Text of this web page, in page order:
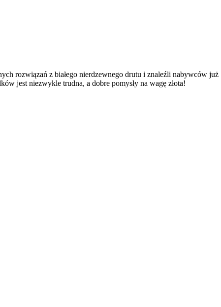
rozwiązań z białego nierdzewnego drutu i znaleźli nabywców już
jest niezwykle trudna, a dobre pomysły na wagę złota!